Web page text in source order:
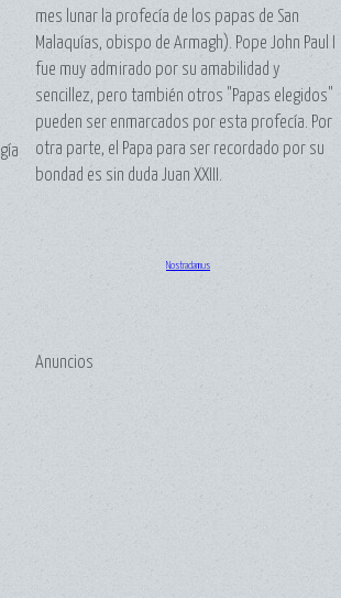
mes lunar la profecía de los papas de San
Malaquías, obispo de Armagh). Pope John Paul I
fue muy admirado por su amabilidad y
sencillez, pero también otros "Papas elegidos"
pueden ser enmarcados por esta profecía. Por
otra parte, el Papa para ser recordado por su
bondad es sin duda Juan XXIII.
Nostradamus
Anuncios